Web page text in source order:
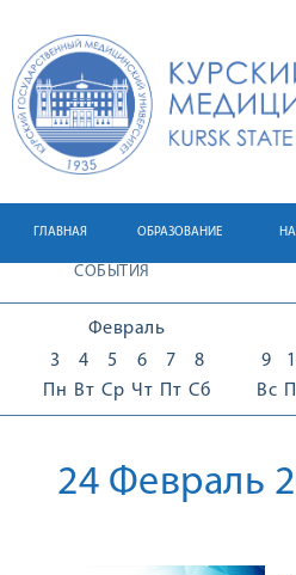
ГЛАВНАЯ ОБРАЗОВАНИЕ
СОБЫТИЯ
Февраль
3
Пн
4
Вт
5
Ср
6
Чт
7
Пт
8
Сб
9
Вс
24 Февраль